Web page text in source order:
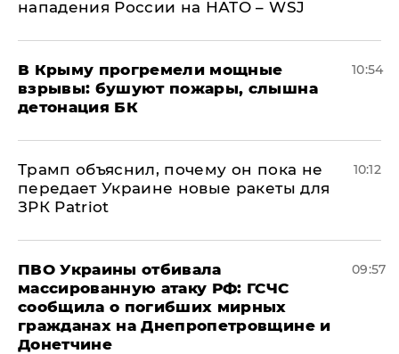
нападения России на НАТО – WSJ
В Крыму прогремели мощные
взрывы: бушуют пожары, слышна
детонация БК
10:54
Трамп объяснил, почему он пока не
передает Украине новые ракеты для
ЗРК Patriot
10:12
ПВО Украины отбивала
массированную атаку РФ: ГСЧС
сообщила о погибших мирных
гражданах на Днепропетровщине и
Донетчине
09:57